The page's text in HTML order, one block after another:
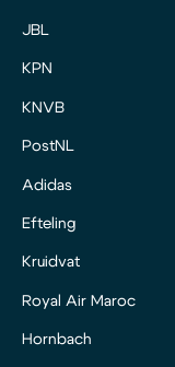
JBL
KPN
KNVB
PostNL
Adidas
Efteling
Kruidvat
Royal Air Maroc
Hornbach